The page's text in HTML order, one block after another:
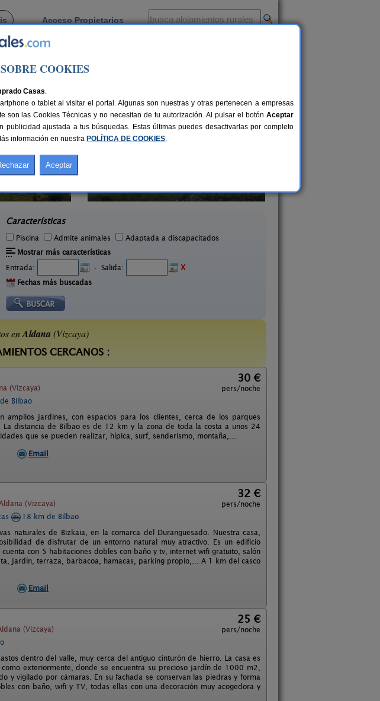
Acceso Propietarios
Características
Piscina Admite animales
Adaptada a discapacitados
Mostrar más características
Entrada:
- Salida:
X
Fechas más buscadas
enAldana (Vizcaya)
CERCANOS :
(Vizcaya)
30 €
pers/noche
Bilbao
amplios jardines, con espacios para los clientes, cerca de los parques
distancia de Bilbao es de 12 km y la zona de toda la costa a unos 24
que se pueden realizar, hípica, surf, senderismo, montaña,...
Email
(Vizcaya)
32 €
pers/noche
18 km de Bilbao
naturales de Bizkaia, en la comarca del Duranguesado. Nuestra casa,
de disfrutar de un entorno natural muy atractivo. Es un edificio
con 5 habitaciones dobles con baño y tv, internet wifi gratuito, salón
jardín, terraza, barbacoa, hamacas, parking propio,... A 1 km del casco
Email
(Vizcaya)
25 €
pers/noche
dentro del valle, muy cerca del antiguo cinturón de hierro. La casa es
exteriormente, donde se encuentra su precioso jardín de 1000 m2,
y vigilado por cámaras. En su fachada se conservan las piedras y forma
con baño, wifi y TV, todas ellas con una decoración muy acogedora y
COOKIES
Casas.
o tablet al visitar el portal. Algunas son nuestras y otras pertenecen a empresas
son las Cookies Técnicas y no necesitan de tu autorización. Al pulsar el botón Aceptar
ajustada a tus búsquedas. Estas últimas puedes desactivarlas por completo
información en nuestra POLÍTICA DE COOKIES.